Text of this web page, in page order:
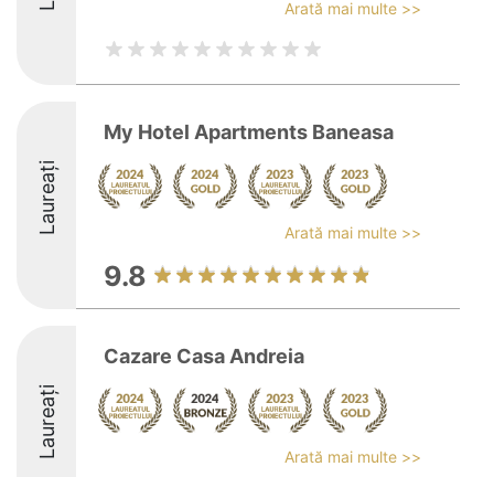
Arată mai multe >>
Laureați
My Hotel Apartments Baneasa
Arată mai multe >>
9.8
Laureați
Cazare Casa Andreia
Arată mai multe >>